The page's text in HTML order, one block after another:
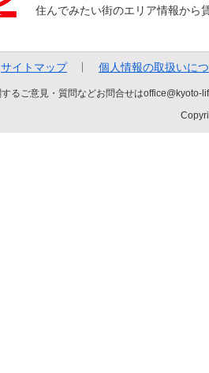
住んでみたい街のエリア情報から
サイトマップ 個人情報の取扱いに
るご意見・質問などお問合せは